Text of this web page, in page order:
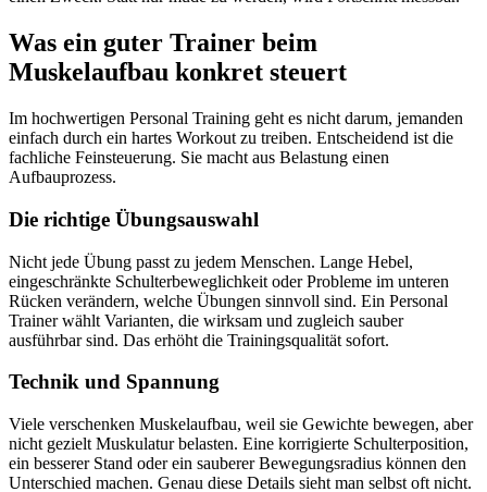
Was ein guter Trainer beim
Muskelaufbau konkret steuert
Im hochwertigen Personal Training geht es nicht darum, jemanden
einfach durch ein hartes Workout zu treiben. Entscheidend ist die
fachliche Feinsteuerung. Sie macht aus Belastung einen
Aufbauprozess.
Die richtige Übungsauswahl
Nicht jede Übung passt zu jedem Menschen. Lange Hebel,
eingeschränkte Schulterbeweglichkeit oder Probleme im unteren
Rücken verändern, welche Übungen sinnvoll sind. Ein Personal
Trainer wählt Varianten, die wirksam und zugleich sauber
ausführbar sind. Das erhöht die Trainingsqualität sofort.
Technik und Spannung
Viele verschenken Muskelaufbau, weil sie Gewichte bewegen, aber
nicht gezielt Muskulatur belasten. Eine korrigierte Schulterposition,
ein besserer Stand oder ein sauberer Bewegungsradius können den
Unterschied machen. Genau diese Details sieht man selbst oft nicht.